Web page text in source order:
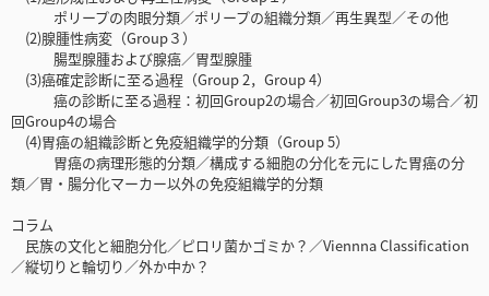
ポリープの肉眼分類／ポリープの組織分類／再生異型／その他
(2)腺腫性病変（Group３）
腸型腺腫および腺癌／胃型腺腫
(3)癌確定診断に至る過程（Group 2，Group 4）
癌の診断に至る過程：初回Group2の場合／初回Group3の場合／初
回Group4の場合
(4)胃癌の組織診断と免疫組織学的分類（Group 5）
胃癌の病理形態的分類／構成する細胞の分化を元にした胃癌の分
類／胃・腸分化マーカー以外の免疫組織学的分類
コラム
民族の文化と細胞分化／ピロリ菌かゴミか？／Viennna Classification
／縦切りと輪切り／外か中か？